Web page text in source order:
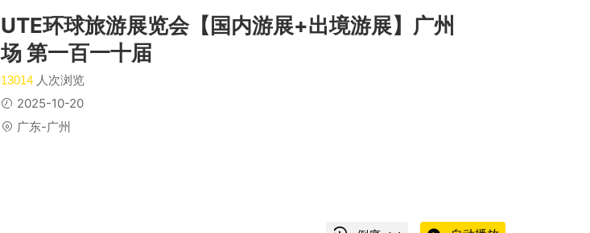
UTE环球旅游展览会【国内游展+出境游展】广州
场 第一百一十届
13014 人次浏览
2025-10-20
广东-广州